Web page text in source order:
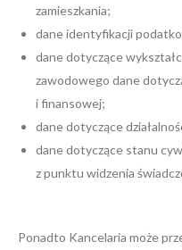
zamieszkania;
dane identyfikacji
dane dotyczące
zawodowego dane
i finansowej;
dane dotyczące
dane dotyczące stanu
z punktu widzenia
Ponadto Kancelaria może